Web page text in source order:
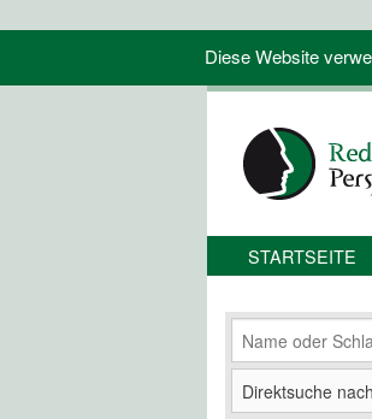
Diese Website
STARTSEITE